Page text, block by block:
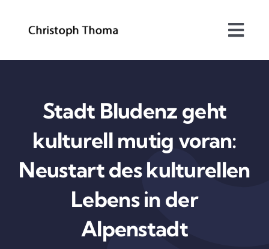
Über mich
Bundesrat
Arbeitsschwerpunkte
Blog
Stadt Bludenz geht
kulturell mutig voran:
Neustart des kulturellen
Lebens in der
Alpenstadt